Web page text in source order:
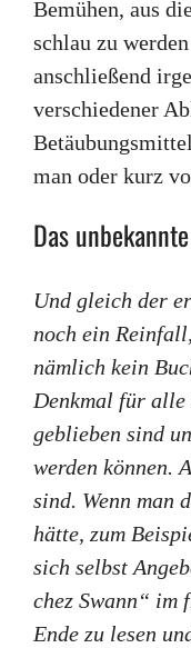
Bemühen, aus
schlau zu
anschließend
verschiedener
man oder kurz
Das
Und gleich der
noch ein
nämlich kein
Denkmal für alle
geblieben sind
werden können.
sind. Wenn man
hätte, zum
sich selbst
chez Swann“ im
Ende zu lesen